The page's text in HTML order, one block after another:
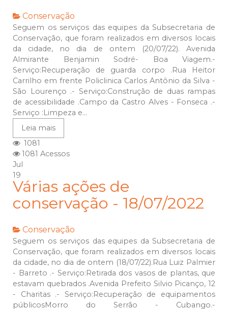
Conservação
Seguem os serviços das equipes da Subsecretaria de
Conservação, que foram realizados em diversos locais
da cidade, no dia de ontem (20/07/22). Avenida
Almirante Benjamin Sodré- Boa Viagem.-
Serviço:Recuperação de guarda corpo .Rua Heitor
Carrilho em frente Policlinica Carlos Antônio da Silva -
São Lourenço .- Serviço:Construção de duas rampas
de acessibilidade .Campo da Castro Alves - Fonseca .-
Serviço :Limpeza e...
Leia mais
1081
1081 Acessos
Jul
19
Várias ações de
conservação - 18/07/2022
Conservação
Seguem os serviços das equipes da Subsecretaria de
Conservação, que foram realizados em diversos locais
da cidade, no dia de ontem (18/07/22).Rua Luiz Palmier
- Barreto .- Serviço:Retirada dos vasos de plantas, que
estavam quebrados .Avenida Prefeito Silvio Picanço, 12
- Charitas .- Serviço:Recuperação de equipamentos
públicosMorro do Serrão - Cubango.-